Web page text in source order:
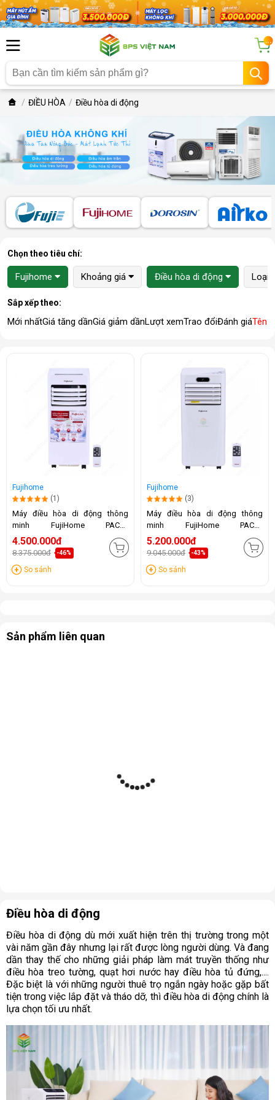
...
ĐIỀU HÒA Điều hòa di động
Chọn theo tiêu chí:
Fujihome Khoảng giá Điều hòa di động Loại
Sắp xếp theo:
Mới nhấtGiá tăng dầnGiá giảm dầnLượt xemTrao đổiĐánh giáTên
Fujihome
(1)
Máy điều hòa di động thông
minh FujiHome PAC07
(7000BTU)
4.500.000đ
8.375.000đ -46%
So sánh
Fujihome
(3)
Máy điều hòa di động thông
minh FujiHome PAC09
(9000BTU)
5.200.000đ
9.045.000đ -43%
So sánh
Sản phẩm liên quan
Điều hòa di động
Điều hòa di động dù mới xuất hiện trên thị trường trong một
vài năm gần đây nhưng lại rất được lòng người dùng. Và đang
dần thay thế cho những giải pháp làm mát truyền thống như
điều hòa treo tường, quạt hơi nước hay điều hòa tủ đứng,....
Đặc biệt là với những người thuê trọ ngắn ngày hoặc gặp bất
tiện trong việc lắp đặt và tháo dỡ, thì điều hòa di động chính là
lựa chọn tối ưu nhất.